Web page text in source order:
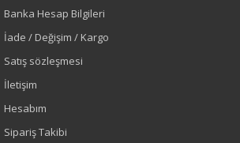
Sezon : KIŞLIK
Renk
Saks
Banka Hesap Bilgileri
İade / Değişim / Kargo
Satış sözleşmesi
İletişim
Hesabım
Sipariş Takibi